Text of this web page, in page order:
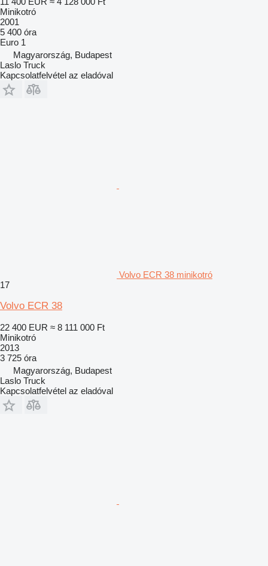
Minikotró
2001
5 400 óra
Euro 1
Magyarország, Budapest
Laslo Truck
Kapcsolatfelvétel az eladóval
Volvo ECR 38 minikotró
17
Volvo ECR 38
22 400 EUR ≈ 8 111 000 Ft
Minikotró
2013
3 725 óra
Magyarország, Budapest
Laslo Truck
Kapcsolatfelvétel az eladóval